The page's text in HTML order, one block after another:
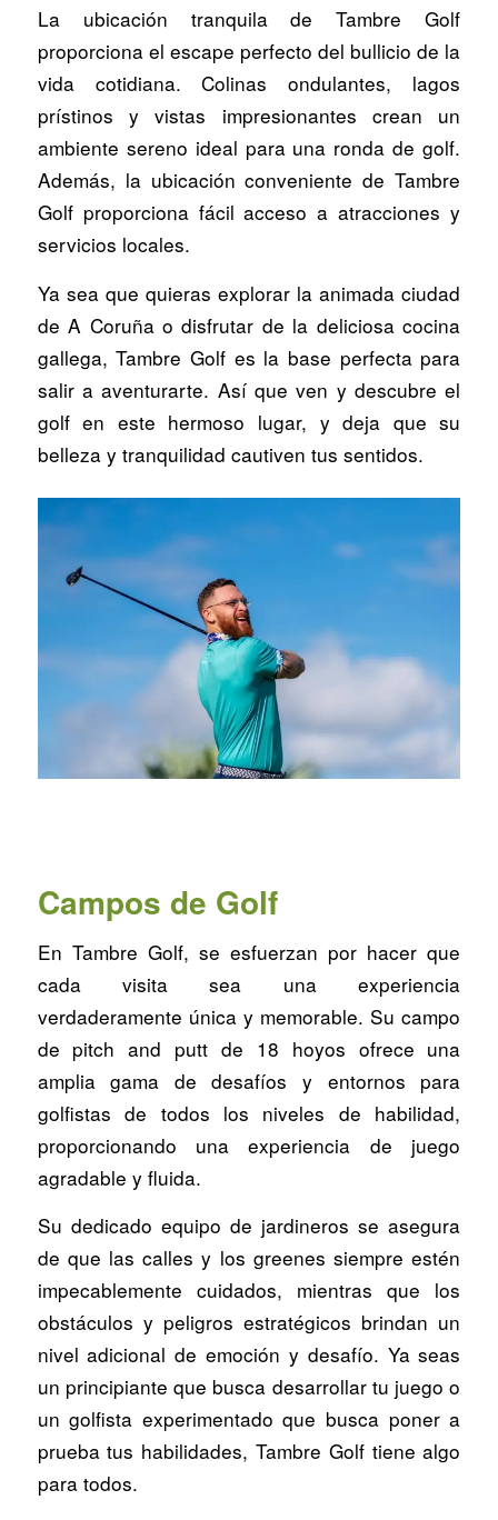
La ubicación tranquila de Tambre Golf
proporciona el escape perfecto del bullicio de la
vida cotidiana. Colinas ondulantes, lagos
prístinos y vistas impresionantes crean un
ambiente sereno ideal para una ronda de golf.
Además, la ubicación conveniente de Tambre
Golf proporciona fácil acceso a atracciones y
servicios locales.
Ya sea que quieras explorar la animada ciudad
de A Coruña o disfrutar de la deliciosa cocina
gallega, Tambre Golf es la base perfecta para
salir a aventurarte. Así que ven y descubre el
golf en este hermoso lugar, y deja que su
belleza y tranquilidad cautiven tus sentidos.
Campos de Golf
En Tambre Golf, se esfuerzan por hacer que
cada visita sea una experiencia
verdaderamente única y memorable. Su campo
de pitch and putt de 18 hoyos ofrece una
amplia gama de desafíos y entornos para
golfistas de todos los niveles de habilidad,
proporcionando una experiencia de juego
agradable y fluida.
Su dedicado equipo de jardineros se asegura
de que las calles y los greenes siempre estén
impecablemente cuidados, mientras que los
obstáculos y peligros estratégicos brindan un
nivel adicional de emoción y desafío. Ya seas
un principiante que busca desarrollar tu juego o
un golfista experimentado que busca poner a
prueba tus habilidades, Tambre Golf tiene algo
para todos.